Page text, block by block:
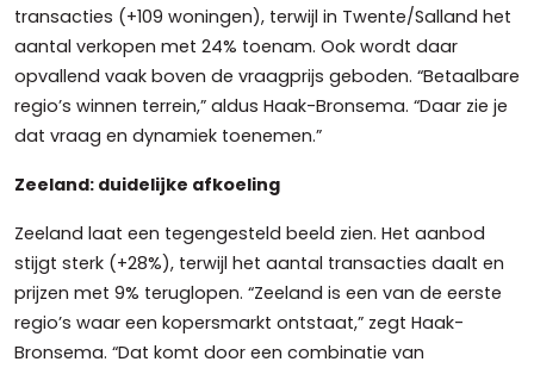
transacties (+109 woningen), terwijl in Twente/Salland het
aantal verkopen met 24% toenam. Ook wordt daar
opvallend vaak boven de vraagprijs geboden. “Betaalbare
regio’s winnen terrein,” aldus Haak-Bronsema. “Daar zie je
dat vraag en dynamiek toenemen.”
Zeeland: duidelijke afkoeling
Zeeland laat een tegengesteld beeld zien. Het aanbod
stijgt sterk (+28%), terwijl het aantal transacties daalt en
prijzen met 9% teruglopen. “Zeeland is een van de eerste
regio’s waar een kopersmarkt ontstaat,” zegt Haak-
Bronsema. “Dat komt door een combinatie van